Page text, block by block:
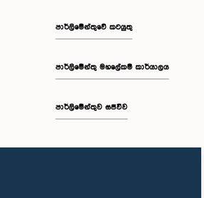
පාර්ලිමේන්තුවේ කටයුතු
පාර්ලිමේන්තු මහලේකම් කාර්යාලය
පාර්ලිමේන්තුව සජීවීව